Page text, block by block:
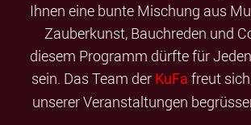
Ihnen eine bunte Mischung aus
Zauberkunst, Bauchreden und
diesem Programm dürfte für
sein. Das Team der KuFa freut
unserer Veranstaltungen